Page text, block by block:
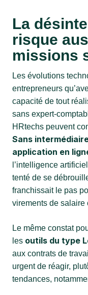
La
risque
missions
Les évolutions
entrepreneurs
capacité de tout
sans expert-
HRtechs peuvent
Sans
application en
l’intelligence
tenté de se
franchissait le pas
virements de salaire
Le même constat
les outils du type
aux contrats de
urgent de réagir,
tendances,